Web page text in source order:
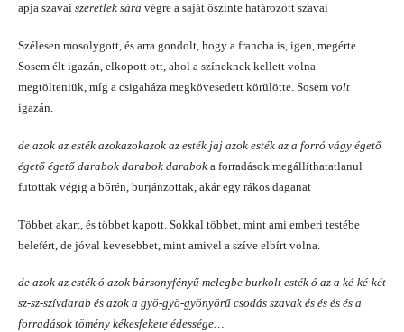
apja szavai szeretlek sára végre a saját őszinte határozott szavai
Szélesen mosolygott, és arra gondolt, hogy a francba is, igen, megérte.
Sosem élt igazán, elkopott ott, ahol a színeknek kellett volna
megtölteniük, míg a csigaháza megkövesedett körülötte. Sosem volt
igazán.
de azok az esték azokazokazok az esték jaj azok esték az a forró vágy égető
égető égető darabok darabok darabok a forradások megállíthatatlanul
futottak végig a bőrén, burjánzottak, akár egy rákos daganat
Többet akart, és többet kapott. Sokkal többet, mint ami emberi testébe
belefért, de jóval kevesebbet, mint amivel a szíve elbírt volna.
de azok az esték ó azok bársonyfényű melegbe burkolt esték ó az a ké-ké-két
sz-sz-szívdarab és azok a gyö-gyö-gyönyörű csodás szavak és és és és a
forradások tömény kékesfekete édessége…